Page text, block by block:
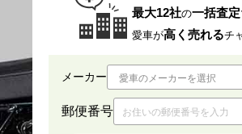
最大12社の一括査定
愛車が高く売れるチ
メーカー
郵便番号